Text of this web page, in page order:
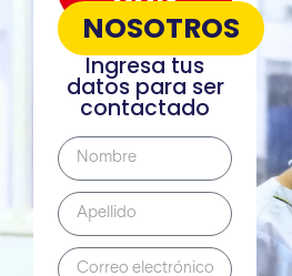
NOSOTROS
Ingresa tus
datos para ser
contactado